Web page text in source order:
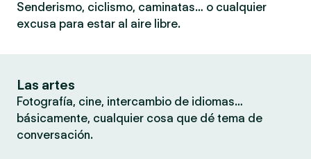
Senderismo, ciclismo, caminatas… o cualquier
excusa para estar al aire libre.
Las artes
Fotografía, cine, intercambio de idiomas…
básicamente, cualquier cosa que dé tema de
conversación.